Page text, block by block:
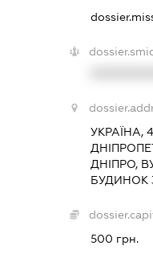
УКРАЇНА,
ДНІПРО,
БУДИНОК
500 грн.